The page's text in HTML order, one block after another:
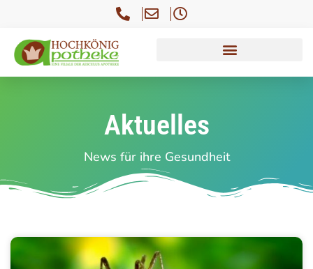
Aktuelles
News für ihre Gesundheit